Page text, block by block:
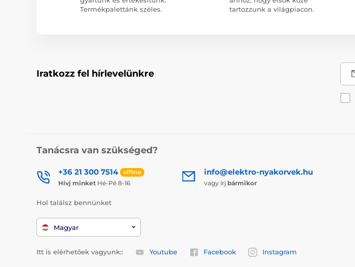
Termékpalettánk széles.
tartozzunk a világpiacon.
Iratkozz fel hírlevelünkre
Tanácsra van szükséged?
+36 21 300 7514 offline
Hívj minket Hé-Pé 8-16
info@elektro-nyakorvek.hu
vagy írj bármikor
Hol találsz bennünket
Magyar
Itt is elérhetőek vagyunk:: Youtube Facebook Instagram